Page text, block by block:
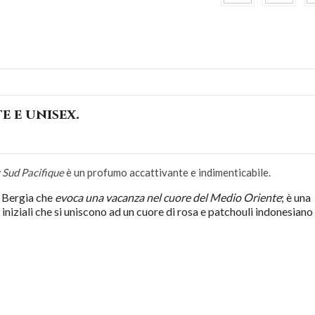
e unisex.
Pacifiqueè un profumo accattivante e indimenticabile.
che evoca una vacanza nel cuore del Medio Oriente; è una
che si uniscono ad un cuore di rosa e patchouli indonesiano